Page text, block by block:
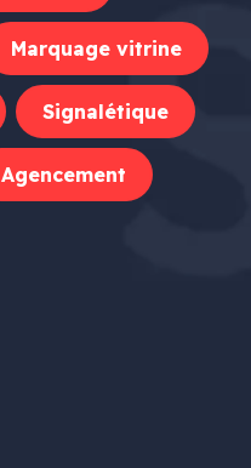
Marquage vitrine
Signalétique
Agencement